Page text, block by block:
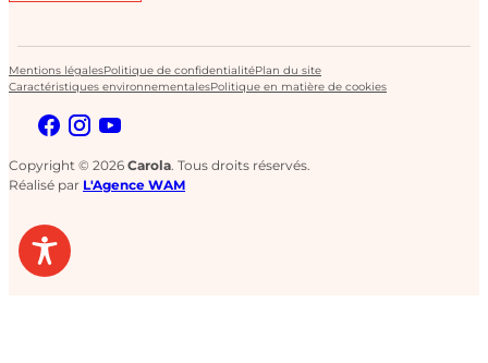
Mentions légalesPolitique de confidentialitéPlan du site
Caractéristiques environnementalesPolitique en matière de cookies
Copyright © 2026 Carola. Tous droits réservés.
Réalisé par L'Agence WAM